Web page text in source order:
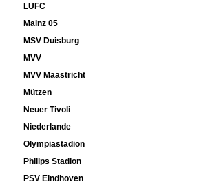
LUFC
Mainz 05
MSV Duisburg
MVV
MVV Maastricht
Mützen
Neuer Tivoli
Niederlande
Olympiastadion
Philips Stadion
PSV Eindhoven